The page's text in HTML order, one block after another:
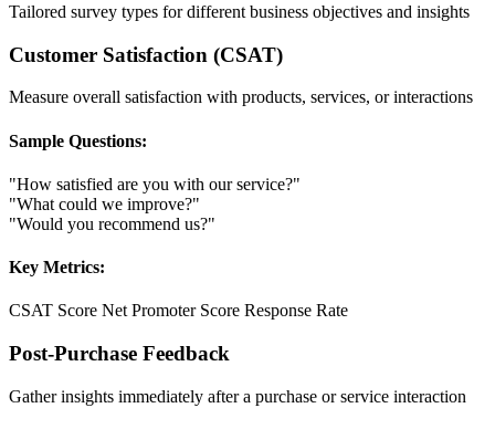
Tailored survey types for different business objectives and insights
Customer Satisfaction (CSAT)
Measure overall satisfaction with products, services, or interactions
Sample Questions:
"How satisfied are you with our service?"
"What could we improve?"
"Would you recommend us?"
Key Metrics:
CSAT Score Net Promoter Score Response Rate
Post-Purchase Feedback
Gather insights immediately after a purchase or service interaction